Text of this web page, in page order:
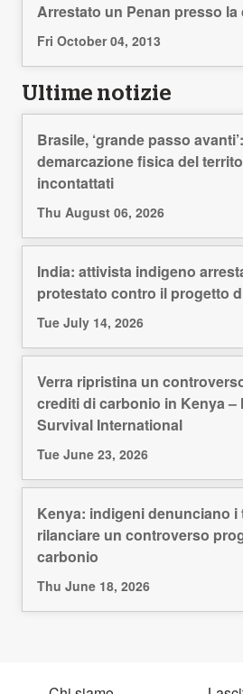
Arrestato un Penan presso la
Fri October 04, 2013
Ultime notizie
Brasile, ‘grande passo
demarcazione fisica del
incontattati
Thu August 06, 2026
India: attivista indigeno
protestato contro il progetto
Tue July 14, 2026
Verra ripristina un
crediti di carbonio in Kenya –
Survival International
Tue June 23, 2026
Kenya: indigeni denunciano i
rilanciare un controverso
carbonio
Thu June 18, 2026